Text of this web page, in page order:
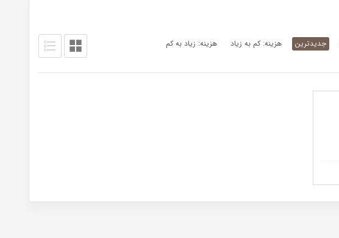
جدیدترین هزینه: کم به زیاد هزینه: زیاد به کم